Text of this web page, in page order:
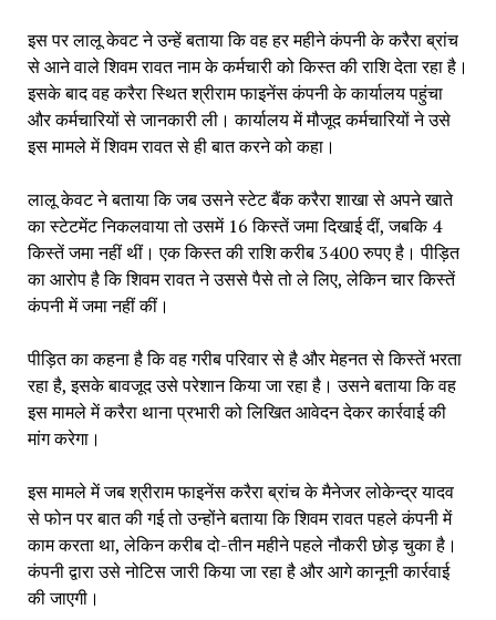
इस पर लालू केवट ने उन्हें बताया कि वह हर महीने कंपनी के करैरा ब्रांच
से आने वाले शिवम रावत नाम के कर्मचारी को किस्त की राशि देता रहा है।
इसके बाद वह करैरा स्थित श्रीराम फाइनेंस कंपनी के कार्यालय पहुंचा
और कर्मचारियों से जानकारी ली। कार्यालय में मौजूद कर्मचारियों ने उसे
इस मामले में शिवम रावत से ही बात करने को कहा।
लालू केवट ने बताया कि जब उसने स्टेट बैंक करैरा शाखा से अपने खाते
का स्टेटमेंट निकलवाया तो उसमें 16 किस्तें जमा दिखाई दीं, जबकि 4
किस्तें जमा नहीं थीं। एक किस्त की राशि करीब 3400 रुपए है। पीड़ित
का आरोप है कि शिवम रावत ने उससे पैसे तो ले लिए, लेकिन चार किस्तें
कंपनी में जमा नहीं कीं।
पीड़ित का कहना है कि वह गरीब परिवार से है और मेहनत से किस्तें भरता
रहा है, इसके बावजूद उसे परेशान किया जा रहा है। उसने बताया कि वह
इस मामले में करैरा थाना प्रभारी को लिखित आवेदन देकर कार्रवाई की
मांग करेगा।
इस मामले में जब श्रीराम फाइनेंस करैरा ब्रांच के मैनेजर लोकेन्द्र यादव
से फोन पर बात की गई तो उन्होंने बताया कि शिवम रावत पहले कंपनी में
काम करता था, लेकिन करीब दो-तीन महीने पहले नौकरी छोड़ चुका है।
कंपनी द्वारा उसे नोटिस जारी किया जा रहा है और आगे कानूनी कार्रवाई
की जाएगी।